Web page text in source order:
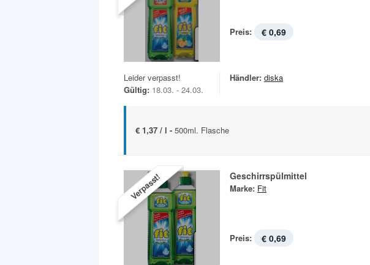
Preis: € 0,69
Leider verpasst!
Gültig: 18.03. - 24.03.
Händler: diska
€ 1,37 / l - 500ml. Flasche
Verpasst! Geschirrspülmittel
Marke: Fit
Preis: € 0,69